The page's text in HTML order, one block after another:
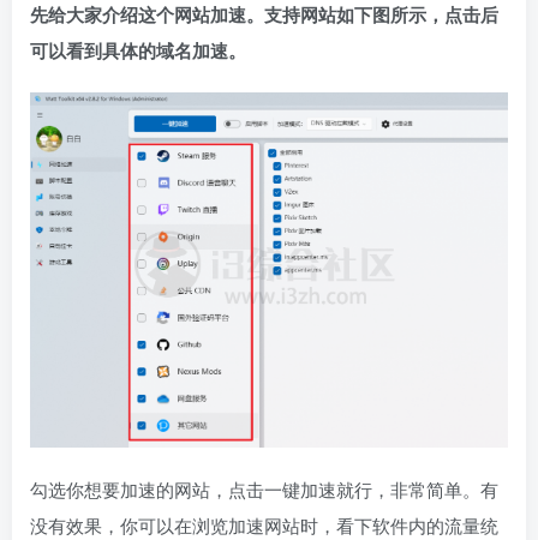
先给大家介绍这个网站加速。支持网站如下图所示，点击后
可以看到具体的域名加速。
勾选你想要加速的网站，点击一键加速就行，非常简单。有
没有效果，你可以在浏览加速网站时，看下软件内的流量统